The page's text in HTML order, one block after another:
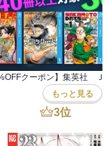
もっと見る
3位